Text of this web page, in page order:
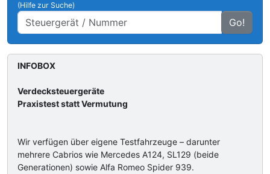
(Hilfe zur Suche)
Go!
INFOBOX
Verdecksteuergeräte
Praxistest statt Vermutung
Wir verfügen über eigene Testfahrzeuge – darunter
mehrere Cabrios wie Mercedes A124, SL129 (beide
Generationen) sowie Alfa Romeo Spider 939.